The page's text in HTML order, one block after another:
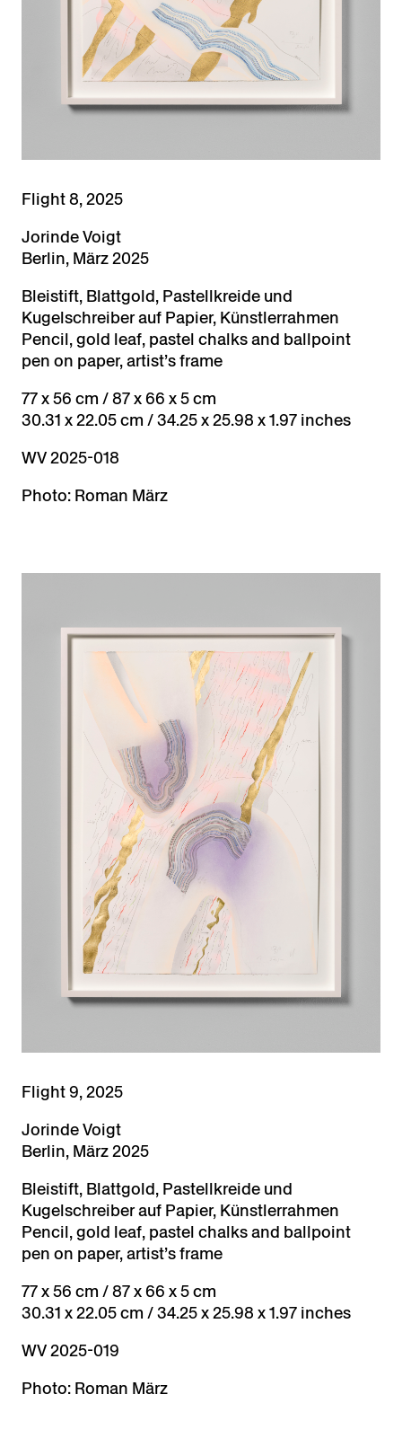
Flight 8, 2025
Jorinde Voigt
Berlin, März 2025
Bleistift, Blattgold, Pastellkreide und
Kugelschreiber auf Papier, Künstlerrahmen
Pencil, gold leaf, pastel chalks and ballpoint
pen on paper, artist’s frame
77 x 56 cm / 87 x 66 x 5 cm
30.31 x 22.05 cm / 34.25 x 25.98 x 1.97 inches
WV 2025-018
Photo: Roman März
Flight 9, 2025
Jorinde Voigt
Berlin, März 2025
Bleistift, Blattgold, Pastellkreide und
Kugelschreiber auf Papier, Künstlerrahmen
Pencil, gold leaf, pastel chalks and ballpoint
pen on paper, artist’s frame
77 x 56 cm / 87 x 66 x 5 cm
30.31 x 22.05 cm / 34.25 x 25.98 x 1.97 inches
WV 2025-019
Photo: Roman März